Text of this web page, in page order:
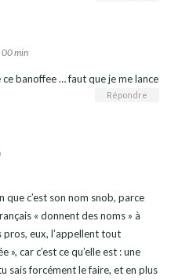
min
ce banoffee … faut que je me lance
Répondre
c’est son nom snob, parce
« donnent des noms » à
eux, l’appellent tout
car c’est ce qu’elle est : une
sais forcément le faire, et en plus